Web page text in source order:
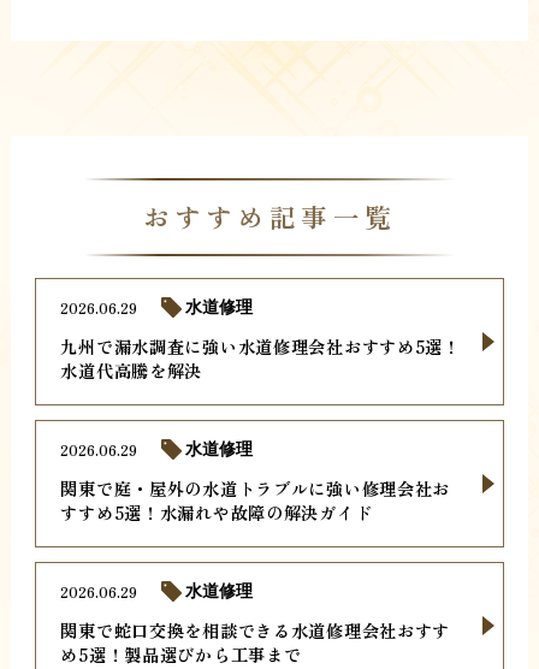
おすすめ記事一覧
九州で漏水調査に強い水道修理会社おすすめ5選！
水道代高騰を解決
2026.06.29 水道修理
関東で庭・屋外の水道トラブルに強い修理会社お
すすめ5選！水漏れや故障の解決ガイド
2026.06.29 水道修理
関東で蛇口交換を相談できる水道修理会社おすす
め5選！製品選びから工事まで
2026.06.29 水道修理